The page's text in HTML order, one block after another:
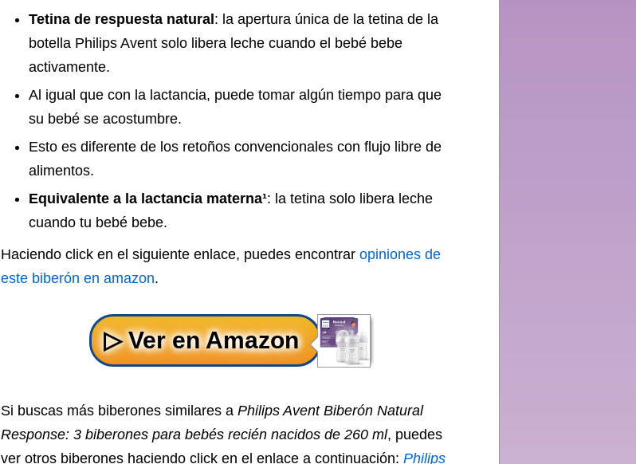
Tetina de respuesta natural : la apertura única de la tetina de la
botella Philips Avent solo libera leche cuando el bebé bebe
activamente.
Al igual que con la lactancia, puede tomar algún tiempo para que
su bebé se acostumbre.
Esto es diferente de los retoños convencionales con flujo libre de
alimentos.
Equivalente a la lactancia materna¹: la tetina solo libera leche
cuando tu bebé bebe.
Haciendo click en el siguiente enlace, puedes encontrar opiniones de
este biberón en amazon.
Si buscas más biberones similares a Philips Avent Biberón Natural
Response: 3 biberones para bebés recién nacidos de 260 ml, puedes
ver otros biberones haciendo click en el enlace a continuación: Philips